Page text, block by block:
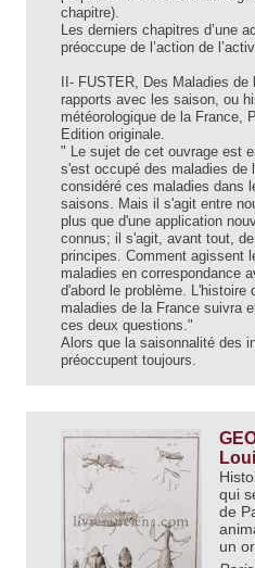
chapitre).
Les derniers chapitres d’une
préoccupe de l’action de
II- FUSTER, Des Maladies
rapports avec les saison, ou
météorologique de la France,
Edition originale.
" Le sujet de cet ouvrage est
s'est occupé des maladies de
considéré ces maladies dans
saisons. Mais il s'agit entre
plus que d'une application
connus; il s'agit, avant tout,
principes. Comment agissent
maladies en correspondance
d'abord le problème. L'histoire
maladies de la France suivra
ces deux questions."
Alors que la saisonnalité des
préoccupent toujours.
qui
de
un